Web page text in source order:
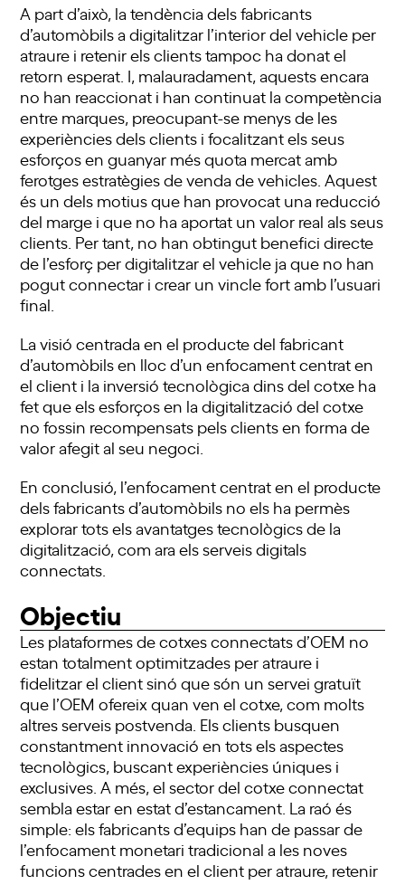
A part d’això, la tendència dels fabricants
d’automòbils a digitalitzar l’interior del vehicle per
atraure i retenir els clients tampoc ha donat el
retorn esperat. I, malauradament, aquests encara
no han reaccionat i han continuat la competència
entre marques, preocupant-se menys de les
experiències dels clients i focalitzant els seus
esforços en guanyar més quota mercat amb
ferotges estratègies de venda de vehicles. Aquest
és un dels motius que han provocat una reducció
del marge i que no ha aportat un valor real als seus
clients. Per tant, no han obtingut benefici directe
de l’esforç per digitalitzar el vehicle ja que no han
pogut connectar i crear un vincle fort amb l’usuari
final.
La visió centrada en el producte del fabricant
d’automòbils en lloc d’un enfocament centrat en
el client i la inversió tecnològica dins del cotxe ha
fet que els esforços en la digitalització del cotxe
no fossin recompensats pels clients en forma de
valor afegit al seu negoci.
En conclusió, l’enfocament centrat en el producte
dels fabricants d’automòbils no els ha permès
explorar tots els avantatges tecnològics de la
digitalització, com ara els serveis digitals
connectats.
Objectiu
Les plataformes de cotxes connectats d’OEM no
estan totalment optimitzades per atraure i
fidelitzar el client sinó que són un servei gratuït
que l’OEM ofereix quan ven el cotxe, com molts
altres serveis postvenda. Els clients busquen
constantment innovació en tots els aspectes
tecnològics, buscant experiències úniques i
exclusives. A més, el sector del cotxe connectat
sembla estar en estat d’estancament. La raó és
simple: els fabricants d’equips han de passar de
l’enfocament monetari tradicional a les noves
funcions centrades en el client per atraure, retenir